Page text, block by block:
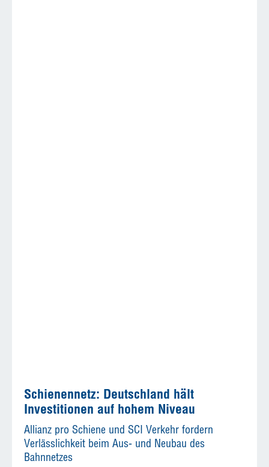
Schienennetz: Deutschland hält
Investitionen auf hohem Niveau
Allianz pro Schiene und SCI Verkehr fordern
Verlässlichkeit beim Aus- und Neubau des
Bahnnetzes